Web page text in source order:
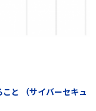
と （サイバーセキュ